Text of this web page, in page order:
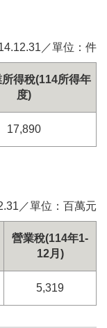
／單位：件
得稅(114所得年
度)
17,890
／單位：百萬元
營業稅(114年1-
12月)
5,319